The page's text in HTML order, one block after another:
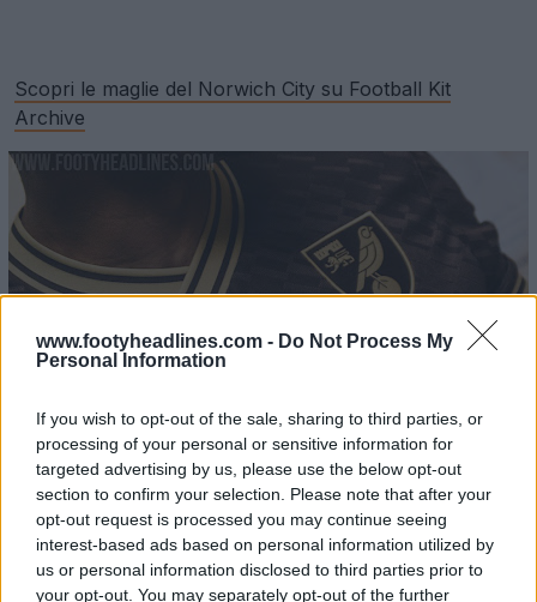
www.footyheadlines.com - Do Not Process My
Personal Information
If you wish to opt-out of the sale, sharing to third parties, or
processing of your personal or sensitive information for
targeted advertising by us, please use the below opt-out
section to confirm your selection. Please note that after your
opt-out request is processed you may continue seeing
interest-based ads based on personal information utilized by
us or personal information disclosed to third parties prior to
your opt-out. You may separately opt-out of the further
Scopri le maglie del Norwich City su Football Kit
Archive